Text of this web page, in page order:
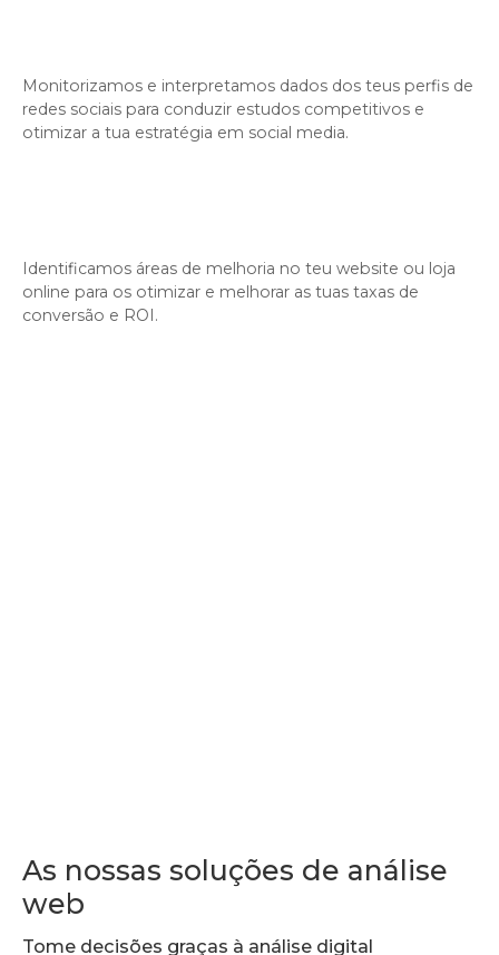
Monitorizamos e interpretamos dados dos teus perfis de
redes sociais para conduzir estudos competitivos e
otimizar a tua estratégia em social media.
Identificamos áreas de melhoria no teu website ou loja
online para os otimizar e melhorar as tuas taxas de
conversão e ROI.
As nossas soluções de análise
web
Tome decisões graças à análise digital